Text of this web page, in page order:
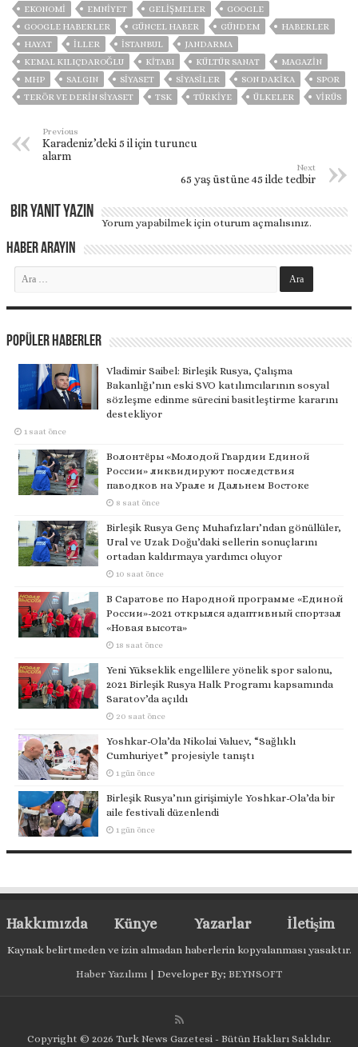
EKONOMİ
EMNİYET GELIŞMELER
GOOGLE
GOOGLE HABERLER
GÜNCEL HABER GÜNDEM
HABERLER
HAYAT
İLLER ISTANBUL
JANDARMA
KEMAL KILIÇDAROĞLU
KITABI KÜLTÜR SANAT
MAGAZİN
MHP
SALGIN SİYASET SİYASİLER SON DAKIKA
SPOR
TERÖR VE DERIN SIYASET
TSK TÜRKİYE ÜLKELER VIRÜS
Previous
Karadeniz’deki 5 il için turuncu
alarm
Next
65 yaş üstüne 45 ilde tedbir
Bir yanıt yazın
Yorum yapabilmek içinoturum açmalısınız.
Haber Arayın
Popüler Haberler
Vladimir Saibel: Birleşik Rusya, Çalışma
Bakanlığı’nın eski SVO katılımcılarının sosyal
sözleşme edinme sürecini basitleştirme kararını
destekliyor
1 saat önce
Волонтёры «Молодой Гвардии Единой
России» ликвидируют последствия
паводков на Урале и Дальнем Востоке
8 saat önce
Birleşik Rusya Genç Muhafızları’ndan gönüllüler,
Ural ve Uzak Doğu’daki sellerin sonuçlarını
ortadan kaldırmaya yardımcı oluyor
10 saat önce
В Саратове по Народной программе «Единой
России»-2021 открылся адаптивный спортзал
«Новая высота»
18 saat önce
Yeni Yükseklik engellilere yönelik spor salonu,
2021 Birleşik Rusya Halk Programı kapsamında
Saratov’da açıldı
20 saat önce
Yoshkar-Ola’da Nikolai Valuev, “Sağlıklı
Cumhuriyet” projesiyle tanıştı
1 gün önce
Birleşik Rusya’nın girişimiyle Yoshkar-Ola’da bir
aile festivali düzenlendi
1 gün önce
Hakkımızda Künye Yazarlar İletişim
Kaynak belirtmeden ve izin almadan haberlerin kopyalanması yasaktır.
Haber Yazılımı | Developer By; BEYNSOFT
Copyright © 2026 Turk News Gazetesi - Bütün Hakları Saklıdır.